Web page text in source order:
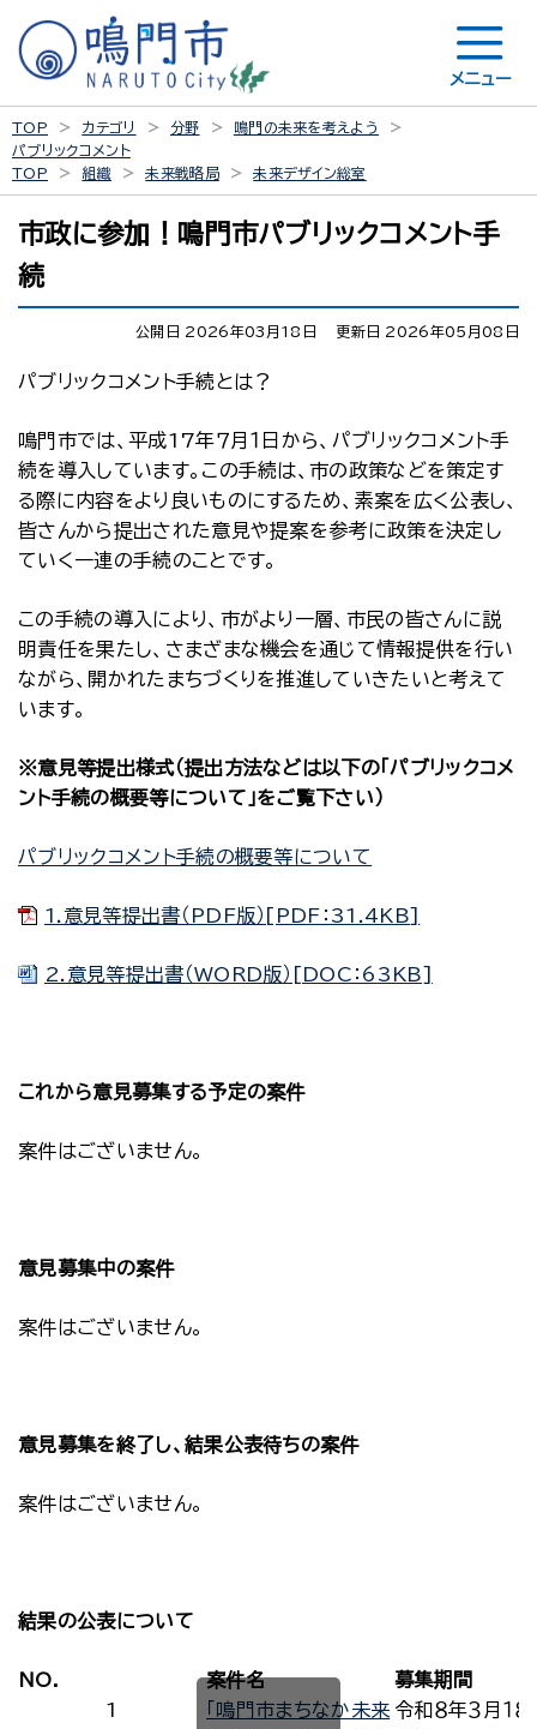
メニュー
TOP カテゴリ 分野
鳴門の未来を考えよう
パブリックコメント
TOP
組織 未来戦略局 未来デザイン総室
市政に参加！鳴門市パブリックコメント手
続
公開日 2026年03月18日 更新日 2026年05月08日
パブリックコメント手続とは？
鳴門市では、平成17年７月１日から、パブリックコメント手
続を導入しています。この手続は、市の政策などを策定す
る際に内容をより良いものにするため、素案を広く公表し、
皆さんから提出された意見や提案を参考に政策を決定し
ていく一連の手続のことです。
この手続の導入により、市がより一層、市民の皆さんに説
明責任を果たし、さまざまな機会を通じて情報提供を行い
ながら、開かれたまちづくりを推進していきたいと考えて
います。
※意見等提出様式（提出方法などは以下の「パブリックコメ
ント手続の概要等について」をご覧下さい）
パブリックコメント手続の概要等について
1.意見等提出書（PDF版）[PDF：31.4KB]
2.意見等提出書（WORD版）[DOC：63KB]
これから意見募集する予定の案件
案件はございません。
意見募集中の案件
案件はございません。
意見募集を終了し、結果公表待ちの案件
案件はございません。
結果の公表について
NO. 案件名
募集期間
1
「鳴門市まちなか未来 令和８年３月１８